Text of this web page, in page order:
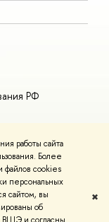
работы сайта
Более
файлов cookies
персональных
сайтом, вы
об
✖
РФ